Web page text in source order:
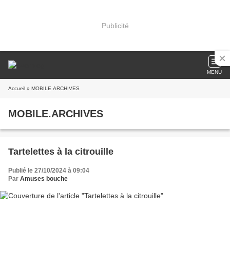
Publicité
MENU
Accueil » MOBILE.ARCHIVES
MOBILE.ARCHIVES
Tartelettes à la citrouille
Publié le 27/10/2024 à 09:04
Par Amuses bouche